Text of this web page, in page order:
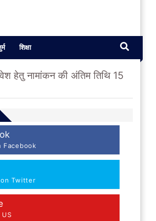
शिक्षा
हेतु नामांकन की अंतिम तिथि 15
Facebook
Twitter